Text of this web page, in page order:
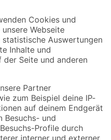
Aktionen mehr verpassen!